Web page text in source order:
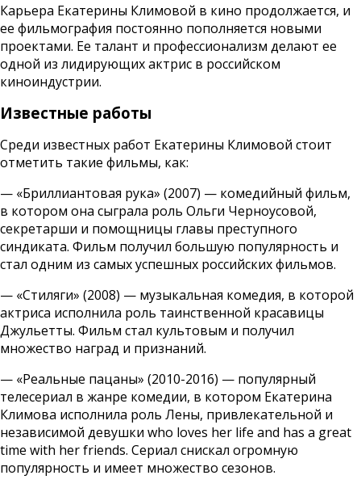
Карьера Екатерины Климовой в кино продолжается, и
ее фильмография постоянно пополняется новыми
проектами. Ее талант и профессионализм делают ее
одной из лидирующих актрис в российском
киноиндустрии.
Известные работы
Среди известных работ Екатерины Климовой стоит
отметить такие фильмы, как:
— «Бриллиантовая рука» (2007) — комедийный фильм,
в котором она сыграла роль Ольги Черноусовой,
секретарши и помощницы главы преступного
синдиката. Фильм получил большую популярность и
стал одним из самых успешных российских фильмов.
— «Стиляги» (2008) — музыкальная комедия, в которой
актриса исполнила роль таинственной красавицы
Джульетты. Фильм стал культовым и получил
множество наград и признаний.
— «Реальные пацаны» (2010-2016) — популярный
телесериал в жанре комедии, в котором Екатерина
Климова исполнила роль Лены, привлекательной и
независимой девушки who loves her life and has a great
time with her friends. Сериал снискал огромную
популярность и имеет множество сезонов.